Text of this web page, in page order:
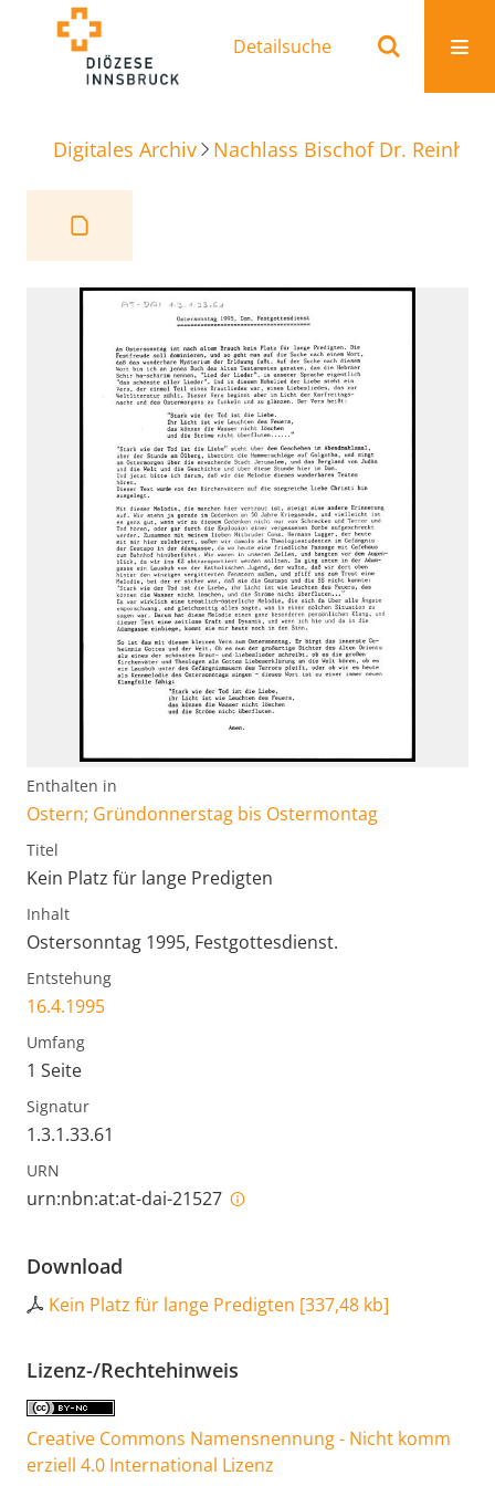
Detailsuche
Digitales Archiv Nachlass Bischof Dr.
Enthalten in
Ostern; Gründonnerstag bis Ostermontag
Titel
Kein Platz für lange Predigten
Inhalt
Ostersonntag 1995, Festgottesdienst.
Entstehung
16.4.1995
Umfang
1 Seite
Signatur
1.3.1.33.61
URN
urn:nbn:at:at-dai-21527
Download
Kein Platz für lange Predigten [337,48 kb]
Lizenz-/Rechtehinweis
Creative Commons Namensnennung - Nicht komm
erziell 4.0 International Lizenz